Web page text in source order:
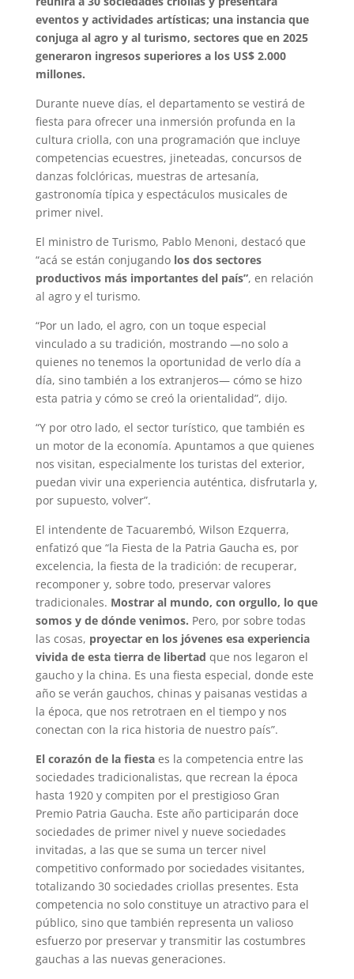
eventos y actividades artísticas; una instancia que
conjuga al agro y al turismo, sectores que en 2025
generaron ingresos superiores a los US$ 2.000
millones.
Durante nueve días, el departamento se vestirá de
fiesta para ofrecer una inmersión profunda en la
cultura criolla, con una programación que incluye
competencias ecuestres, jineteadas, concursos de
danzas folclóricas, muestras de artesanía,
gastronomía típica y espectáculos musicales de
primer nivel.
El ministro de Turismo, Pablo Menoni, destacó que
“acá se están conjugando los dos sectores
productivos más importantes del país”, en relación
al agro y el turismo.
“Por un lado, el agro, con un toque especial
vinculado a su tradición, mostrando —no solo a
quienes no tenemos la oportunidad de verlo día a
día, sino también a los extranjeros— cómo se hizo
esta patria y cómo se creó la orientalidad”, dijo.
“Y por otro lado, el sector turístico, que también es
un motor de la economía. Apuntamos a que quienes
nos visitan, especialmente los turistas del exterior,
puedan vivir una experiencia auténtica, disfrutarla y,
por supuesto, volver”.
El intendente de Tacuarembó, Wilson Ezquerra,
enfatizó que “la Fiesta de la Patria Gaucha es, por
excelencia, la fiesta de la tradición: de recuperar,
recomponer y, sobre todo, preservar valores
tradicionales. Mostrar al mundo, con orgullo, lo que
somos y de dónde venimos. Pero, por sobre todas
las cosas, proyectar en los jóvenes esa experiencia
vivida de esta tierra de libertad que nos legaron el
gaucho y la china. Es una fiesta especial, donde este
año se verán gauchos, chinas y paisanas vestidas a
la época, que nos retrotraen en el tiempo y nos
conectan con la rica historia de nuestro país”.
El corazón de la fiestaes la competencia entre las
sociedades tradicionalistas, que recrean la época
hasta 1920 y compiten por el prestigioso Gran
Premio Patria Gaucha. Este año participarán doce
sociedades de primer nivel y nueve sociedades
invitadas, a las que se suma un tercer nivel
competitivo conformado por sociedades visitantes,
totalizando 30 sociedades criollas presentes. Esta
competencia no solo constituye un atractivo para el
público, sino que también representa un valioso
esfuerzo por preservar y transmitir las costumbres
gauchas a las nuevas generaciones.